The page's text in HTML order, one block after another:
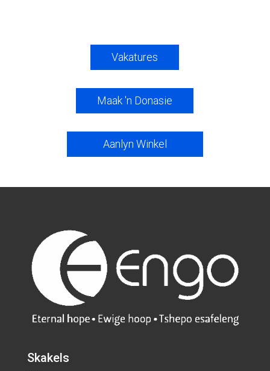
Vakatures
Maak 'n Donasie
Aanlyn Winkel
Skakels